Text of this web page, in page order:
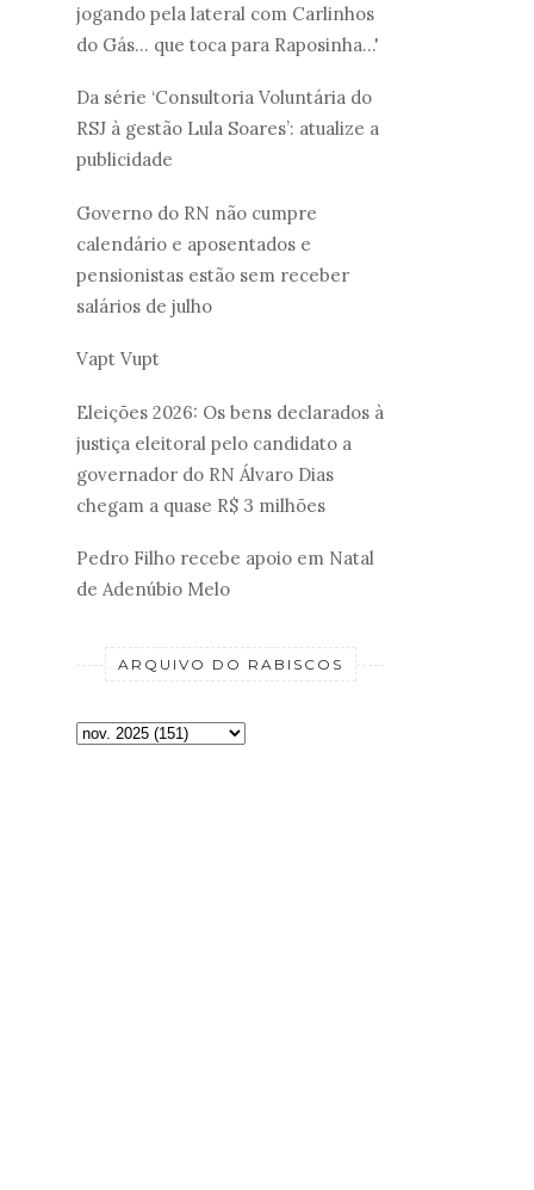
jogando pela lateral com Carlinhos
do Gás... que toca para Raposinha...'
Da série ‘Consultoria Voluntária do
RSJ à gestão Lula Soares’: atualize a
publicidade
Governo do RN não cumpre
calendário e aposentados e
pensionistas estão sem receber
salários de julho
Vapt Vupt
Eleições 2026: Os bens declarados à
justiça eleitoral pelo candidato a
governador do RN Álvaro Dias
chegam a quase R$ 3 milhões
Pedro Filho recebe apoio em Natal
de Adenúbio Melo
ARQUIVO DO RABISCOS